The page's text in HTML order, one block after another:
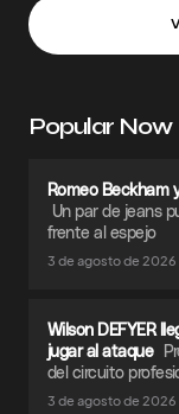
Popular Now
Romeo Beckham
Un par de jeans
frente al espejo
3 de agosto de 2026
Wilson DEFYER
jugar al ataque
del circuito
3 de agosto de 2026